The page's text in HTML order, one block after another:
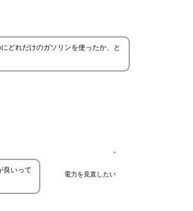
どれだけのガソリンを使ったか、と
電力を見直したい
良いって